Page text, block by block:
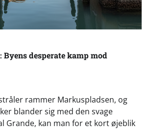
Byens desperate kamp mod
rammer Markuspladsen, og
blander sig med den svage
Grande, kan man for et kort øjeblik